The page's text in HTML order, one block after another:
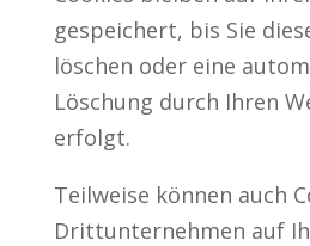
gespeichert, bis Sie
löschen oder eine
Löschung durch Ihren
erfolgt.
Teilweise können auch
Drittunternehmen auf